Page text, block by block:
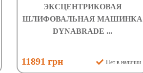
ЭКСЦЕНТРИКОВАЯ
ШЛИФОВАЛЬНАЯ МАШИНКА
DYNABRADE ...
11891 грн Нет в наличии